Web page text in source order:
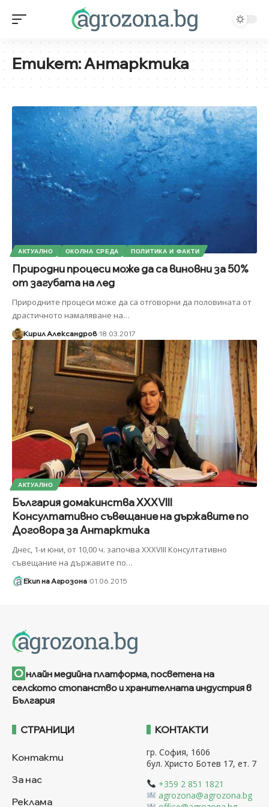
Етикет:Антарктика
АКТУАЛНО ОКОЛНА СРЕДА ПОЛИТИКА И ФАКТИ
Природни процеси може да са виновни за 50%
от загубата на лед
Природните процеси може да са отговорни да половината от
драстичното намаляване на…
Кирил Александров 18.03.2017
АКТУАЛНО
България домакинства XXXVIII
Консултативно съвещание на държавите по
Договора за Антарктика
Днес, 1-и юни, от 10,00 ч. започва XXXVIII Консултативно
съвещание на държавите по…
Екип на Агрозона 01.06.2015
О нлайн медийна платформа, посветена на
селското стопанство и хранителната индустрия в
България
СТРАНИЦИ
Контакти
За нас
Реклама
КОНТАКТИ
гр. София, 1606
бул. Христо Ботев 17, ет. 7
+359 2 851 1821
agrozona@agrozona.bg